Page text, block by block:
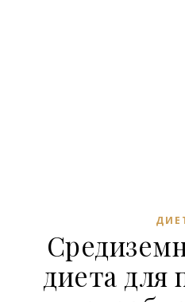
диета для